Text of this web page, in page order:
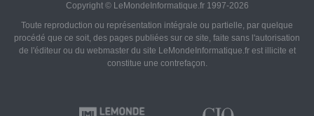
Copyright © LeMondeInformatique.fr 1997-2026
Toute reproduction ou représentation intégrale ou partielle, par quelque
procédé que ce soit, des pages publiées sur ce site, faite sans l'autorisation
de l'éditeur ou du webmaster du site LeMondeInformatique.fr est illicite et
constitue une contrefaçon.